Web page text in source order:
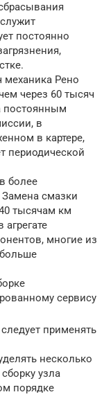
постоянно
механика Рено
через 60 тысяч
постоянным
в
в картере,
периодической
более
смазки
тысячам км
многие из
сервису
применять
несколько
узла
порядке